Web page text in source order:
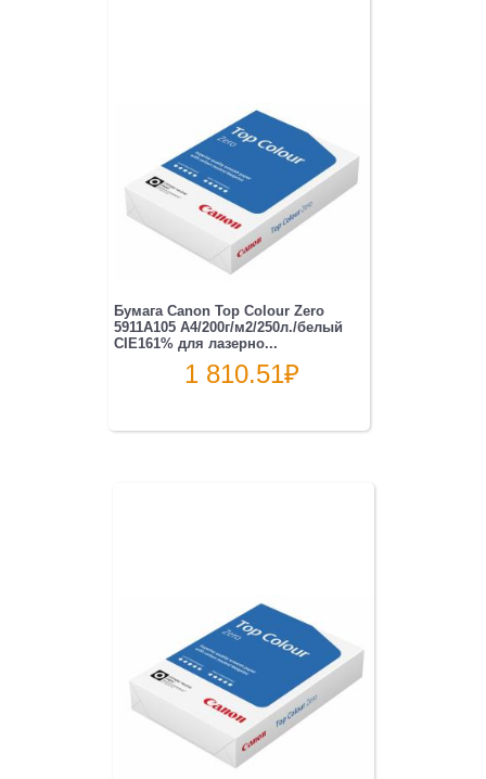
Бумага Canon Top Colour Zero
5911A105 A4/200г/м2/250л./белый
CIE161% для лазерно...
1 810.51₽